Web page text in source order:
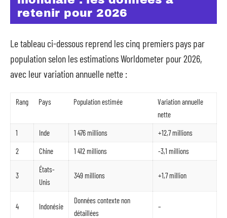
retenir pour 2026
Le tableau ci-dessous reprend les cinq premiers pays par
population selon les estimations Worldometer pour 2026,
avec leur variation annuelle nette :
Rang Pays Population estimée
Variation annuelle
nette
1
Inde 1 476 millions
+12,7 millions
2
Chine 1 412 millions -3,1 millions
3
États-
Unis
349 millions +1,7 million
4 Indonésie
Données contexte non
détaillées
–